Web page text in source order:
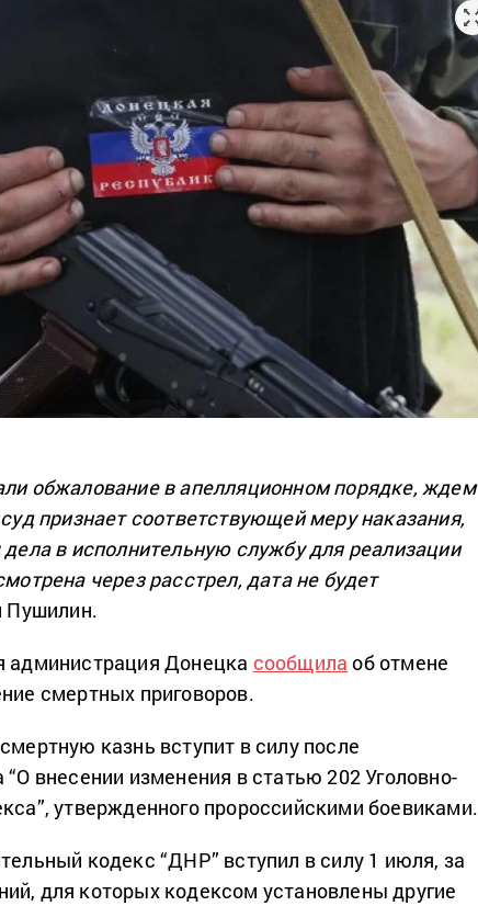
обжалование в апелляционном порядке, ждем
признает соответствующей меру наказания,
в исполнительную службу для реализации
через расстрел, дата не будет
Пушилин.
администрация Донецка сообщила об отмене
смертных приговоров.
казнь вступит в силу после
“О внесении изменения в статью 202 Уголовно-
утвержденного пророссийскими боевиками.
кодекс “ДНР” вступил в силу 1 июля, за
для которых кодексом установлены другие